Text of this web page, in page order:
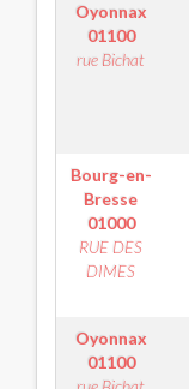
Oyonnax
01100
rue Bichat
Bourg-en-
Bresse
01000
RUE DES
DIMES
Oyonnax
01100